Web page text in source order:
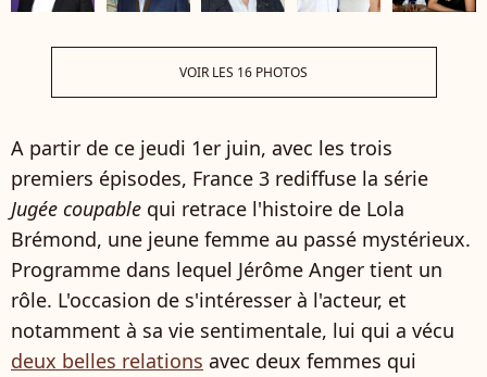
VOIR LES 16 PHOTOS
A partir de ce jeudi 1er juin, avec les trois
premiers épisodes, France 3 rediffuse la série
Jugée coupable qui retrace l'histoire de Lola
Brémond, une jeune femme au passé mystérieux.
Programme dans lequel Jérôme Anger tient un
rôle. L'occasion de s'intéresser à l'acteur, et
notamment à sa vie sentimentale, lui qui a vécu
deux belles relations avec deux femmes qui